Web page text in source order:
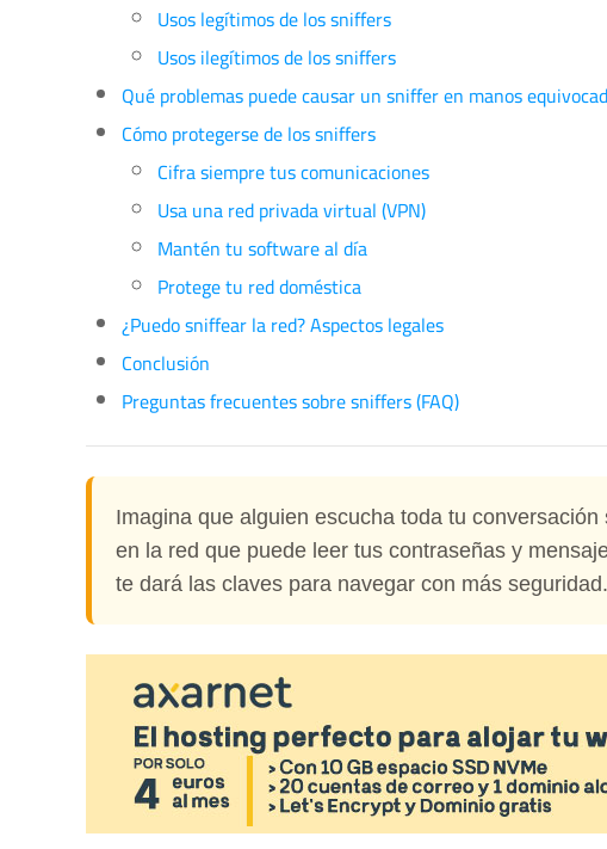
Usos legítimos de los sniffers
Usos ilegítimos de los sniffers
Qué problemas puede causar un sniffer en manos
Cómo protegerse de los sniffers
Cifra siempre tus comunicaciones
Usa una red privada virtual (VPN)
Mantén tu software al día
Protege tu red doméstica
¿Puedo sniffear la red? Aspectos legales
Conclusión
Preguntas frecuentes sobre sniffers (FAQ)
Imagina que alguien escucha toda tu
en la red que puede leer tus contraseñas y
te dará las claves para navegar con más seguridad.